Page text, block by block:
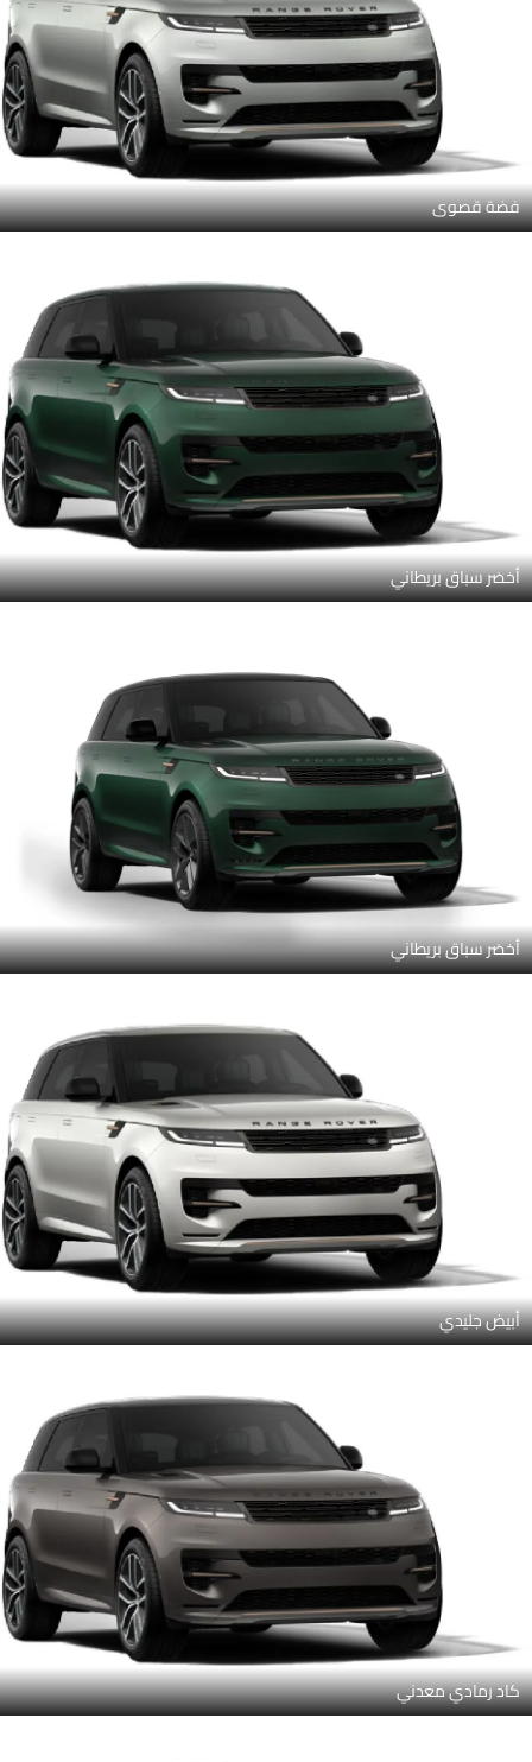
فضة قصوى
أخضر سباق بريطاني
أخضر سباق بريطاني
أبيض جليدي
كاد رمادي معدني